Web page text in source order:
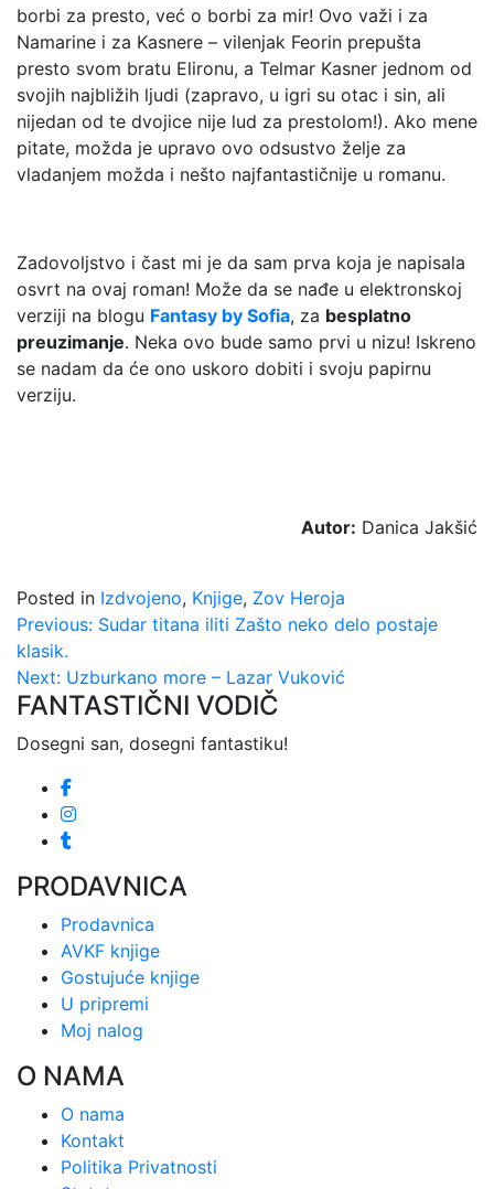
borbi za presto, već o borbi za mir! Ovo važi i za
Namarine i za Kasnere – vilenjak Feorin prepušta
presto svom bratu Elironu, a Telmar Kasner jednom od
svojih najbližih ljudi (zapravo, u igri su otac i sin, ali
nijedan od te dvojice nije lud za prestolom!). Ako mene
pitate, možda je upravo ovo odsustvo želje za
vladanjem možda i nešto najfantastičnije u romanu.
Zadovoljstvo i čast mi je da sam prva koja je napisala
osvrt na ovaj roman! Može da se nađe u elektronskoj
verziji na blogu Fantasy by Sofia, za besplatno
preuzimanje. Neka ovo bude samo prvi u nizu! Iskreno
se nadam da će ono uskoro dobiti i svoju papirnu
verziju.
Autor: Danica Jakšić
Posted in Izdvojeno, Knjige, Zov Heroja
Kretanje
članka
Previous: Sudar titana iliti Zašto neko delo postaje
klasik.
Next: Uzburkano more – Lazar Vuković
FANTASTIČNI VODIČ
Dosegni san, dosegni fantastiku!
PRODAVNICA
Prodavnica
AVKF knjige
Gostujuće knjige
U pripremi
Moj nalog
O NAMA
O nama
Kontakt
Politika Privatnosti